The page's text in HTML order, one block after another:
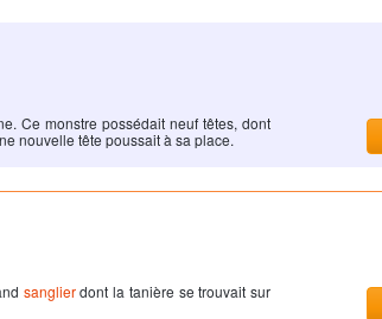
Ce monstre possédait neuf têtes, dont
nouvelle tête poussait à sa place.
sanglierdont la tanière se trouvait sur